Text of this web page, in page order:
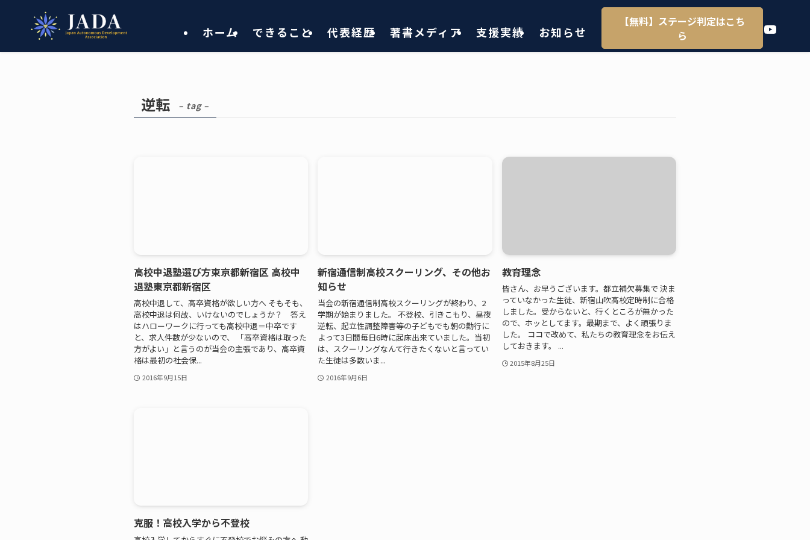
ホーム できること 代表経歴 著書メディア 支援実績 お知らせ
【無料】ステージ判定はこち
ら
YouTube
逆転 – tag –
高校中退塾選び方東京都新宿区 高校中
退塾東京都新宿区
高校中退して、高卒資格が欲しい方へ そもそも、
高校中退は何故、いけないのでしょうか？ 答え
はハローワークに行っても高校中退＝中卒です
と、求人件数が少ないので、 「高卒資格は取った
方がよい」と言うのが当会の主張であり、高卒資
格は最初の社会保...
2016年9月15日
新宿通信制高校スクーリング、その他お
知らせ
当会の新宿通信制高校スクーリングが終わり、2
学期が始まりました。 不登校、引きこもり、昼夜
逆転、起立性調整障害等の子どもでも朝の勤行に
よって3日間毎日6時に起床出来ていました。当初
は、スクーリングなんて行きたくないと言ってい
た生徒は多数いま...
2016年9月6日
教育理念
皆さん、お早うございます。都立補欠募集で 決ま
っていなかった生徒、新宿山吹高校定時制に合格
しました。受からないと、行くところが無かった
ので、ホッとしてます。最期まで、よく頑張りま
した。 ココで改めて、私たちの教育理念をお伝え
しておきます。 ...
2015年8月25日
克服！高校入学から不登校